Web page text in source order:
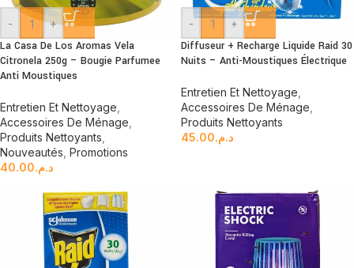
- +
La Casa De Los Aromas Vela
Citronela 250g – Bougie Parfumee
Anti Moustiques
Entretien Et Nettoyage
Accessoires De Ménage
Produits Nettoyants
Nouveautés Promotions
د.م.40.00
- +
Diffuseur + Recharge Liquide Raid 30
Nuits – Anti-Moustiques Électrique
Entretien Et Nettoyage
Accessoires De Ménage
Produits Nettoyants
د.م.45.00